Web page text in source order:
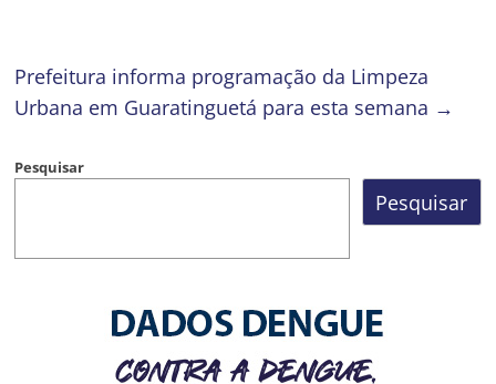
Prefeitura informa programação da Limpeza
Urbana em Guaratinguetá para esta semana →
Pesquisar
Pesquisar